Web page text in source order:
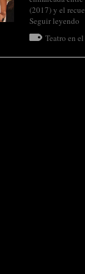
(2017) y el
Seguir leyendo
Teatro en